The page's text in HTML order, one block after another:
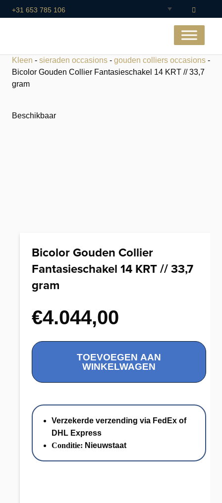
+31 653 785 106
Kleen - sieraden occasions - gouden colliers occasions -
Bicolor Gouden Collier Fantasieschakel 14 KRT // 33,7
gram
Beschikbaar
Bicolor Gouden Collier
Fantasieschakel 14 KRT // 33,7
gram
€4.044,00
Bicolor
Collier
Fantasieschakel
KRT
gram
aantal
TOEVOEGEN AAN
WINKELWAGEN
Verzekerde verzending via FedEx of
DHL Express
Conditie: Nieuwstaat